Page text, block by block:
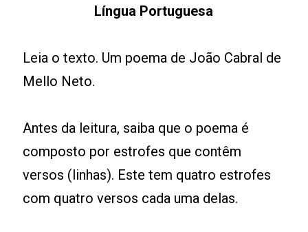
Língua Portuguesa
Leia o texto. Um poema de João Cabral de
Mello Neto.
Antes da leitura, saiba que o poema é
composto por estrofes que contêm
versos (linhas). Este tem quatro estrofes
com quatro versos cada uma delas.